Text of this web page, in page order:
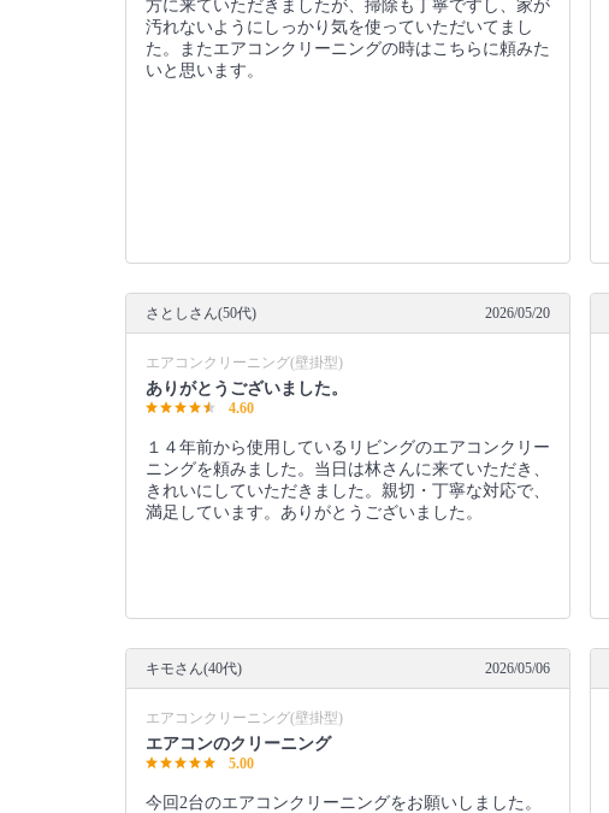
方に来ていただきましたが、掃除も丁寧ですし、家が
汚れないようにしっかり気を使っていただいてまし
た。またエアコンクリーニングの時はこちらに頼みた
いと思います。
さとしさん(50代) 2026/05/20
エアコンクリーニング(壁掛型)
ありがとうございました。
4.60
１４年前から使用しているリビングのエアコンクリー
ニングを頼みました。当日は林さんに来ていただき、
きれいにしていただきました。親切・丁寧な対応で、
満足しています。ありがとうございました。
キモさん(40代) 2026/05/06
エアコンクリーニング(壁掛型)
エアコンのクリーニング
5.00
今回2台のエアコンクリーニングをお願いしました。